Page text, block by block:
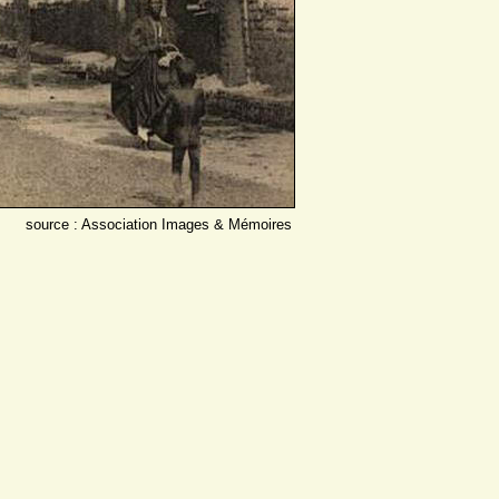
source : Association Images & Mémoires